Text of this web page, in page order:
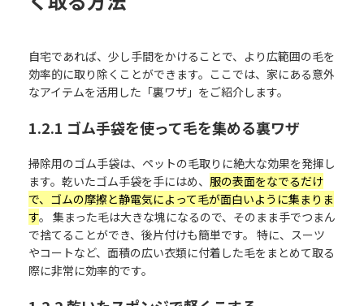
自宅であれば、少し手間をかけることで、より広範囲の毛を
効率的に取り除くことができます。ここでは、家にある意外
なアイテムを活用した「裏ワザ」をご紹介します。
1.2.1 ゴム手袋を使って毛を集める裏ワザ
掃除用のゴム手袋は、ペットの毛取りに絶大な効果を発揮し
ます。乾いたゴム手袋を手にはめ、 服の表面をなでるだけ
で、ゴムの摩擦と静電気によって毛が面白いように集まりま
す。 集まった毛は大きな塊になるので、そのまま手でつまん
で捨てることができ、後片付けも簡単です。 特に、スーツ
やコートなど、面積の広い衣類に付着した毛をまとめて取る
際に非常に効率的です。